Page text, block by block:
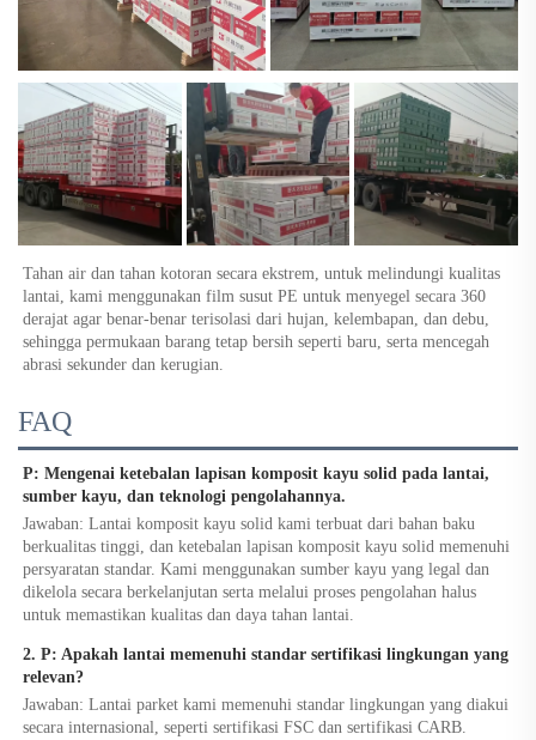
Tahan air dan tahan kotoran secara ekstrem, untuk melindungi kualitas
lantai, kami menggunakan film susut PE untuk menyegel secara 360
derajat agar benar-benar terisolasi dari hujan, kelembapan, dan debu,
sehingga permukaan barang tetap bersih seperti baru, serta mencegah
abrasi sekunder dan kerugian.
FAQ
P: Mengenai ketebalan lapisan komposit kayu solid pada lantai,
sumber kayu, dan teknologi pengolahannya.
Jawaban: Lantai komposit kayu solid kami terbuat dari bahan baku
berkualitas tinggi, dan ketebalan lapisan komposit kayu solid memenuhi
persyaratan standar. Kami menggunakan sumber kayu yang legal dan
dikelola secara berkelanjutan serta melalui proses pengolahan halus
untuk memastikan kualitas dan daya tahan lantai.
2. P: Apakah lantai memenuhi standar sertifikasi lingkungan yang
relevan?
Jawaban: Lantai parket kami memenuhi standar lingkungan yang diakui
secara internasional, seperti sertifikasi FSC dan sertifikasi CARB.